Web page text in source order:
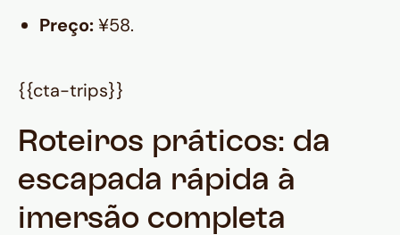
Preço:¥58.
{{cta-trips}}
Roteiros práticos: da
escapada rápida à
imersão completa